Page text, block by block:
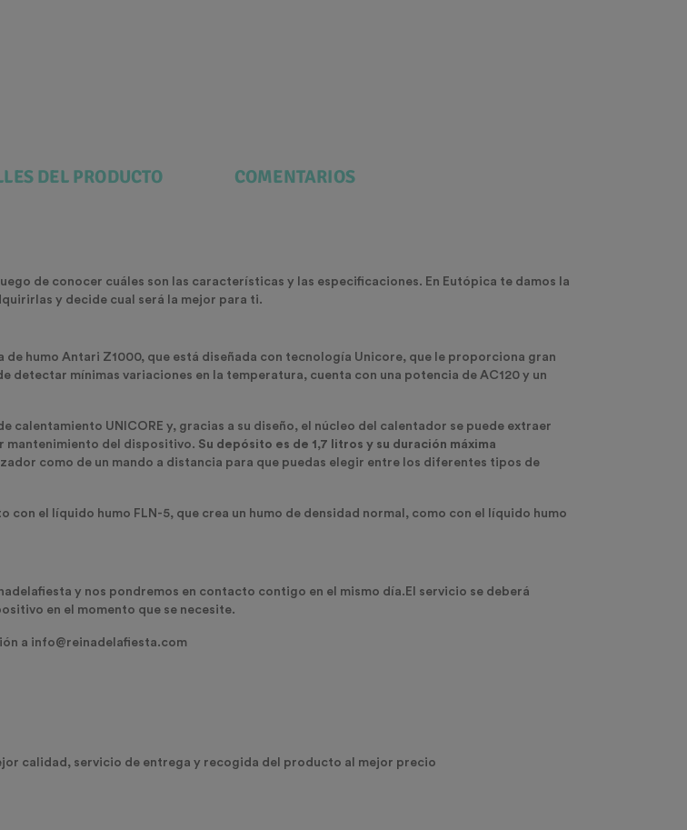
DEL PRODUCTO COMENTARIOS
de conocer cuáles son las características y las especificaciones. En Eutópica te damos la
y decide cual será la mejor para ti.
humo Antari Z1000, que está diseñada con tecnología Unicore, que le proporciona gran
detectar mínimas variaciones en la temperatura, cuenta con una potencia de AC120 y un
UNICORE y, gracias a su diseño, el núcleo del calentador se puede extraer
mantenimiento del dispositivo. Su depósito es de 1,7 litros y su duración máxima
como de un mando a distancia para que puedas elegir entre los diferentes tipos de
con el líquido humo FLN-5, que crea un humo de densidad normal, como con el
líquido humo
y nos pondremos en contacto contigo en el mismo día. El servicio se deberá
en el momento que se necesite.
a info@reinadelafiesta.com
calidad, servicio de entrega y recogida del producto al mejor precio